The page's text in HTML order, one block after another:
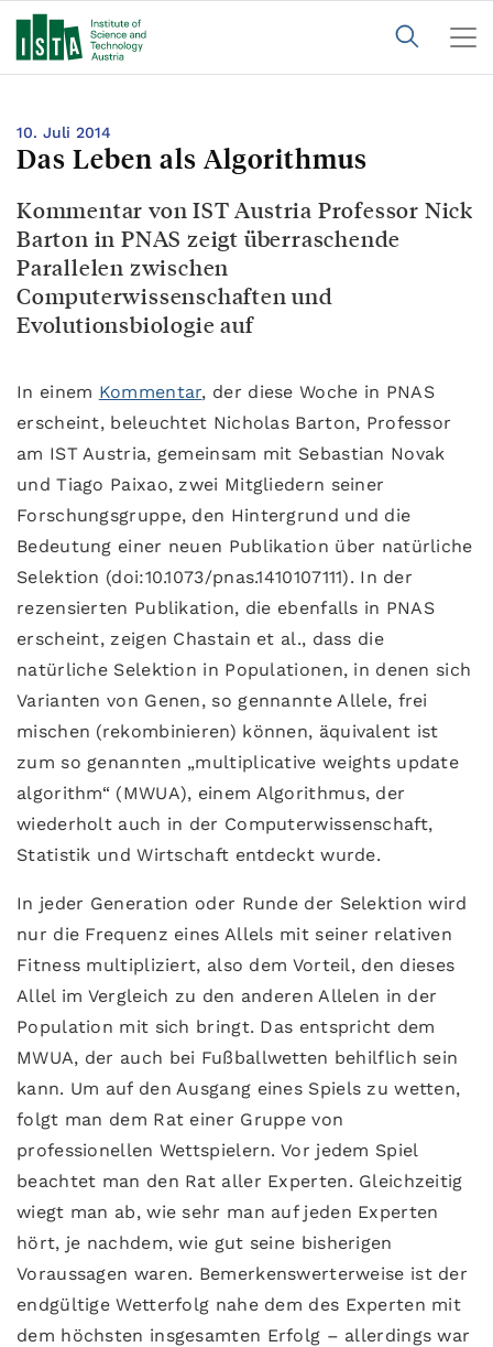
10. Juli 2014
Das Leben als Algorithmus
Kommentar von IST Austria Professor Nick
Barton in PNAS zeigt überraschende
Parallelen zwischen
Computerwissenschaften und
Evolutionsbiologie auf
In einem Kommentar, der diese Woche in PNAS
erscheint, beleuchtet Nicholas Barton, Professor
am IST Austria, gemeinsam mit Sebastian Novak
und Tiago Paixao, zwei Mitgliedern seiner
Forschungsgruppe, den Hintergrund und die
Bedeutung einer neuen Publikation über natürliche
Selektion (doi:10.1073/pnas.1410107111). In der
rezensierten Publikation, die ebenfalls in PNAS
erscheint, zeigen Chastain et al., dass die
natürliche Selektion in Populationen, in denen sich
Varianten von Genen, so gennannte Allele, frei
mischen (rekombinieren) können, äquivalent ist
zum so genannten „multiplicative weights update
algorithm“ (MWUA), einem Algorithmus, der
wiederholt auch in der Computerwissenschaft,
Statistik und Wirtschaft entdeckt wurde.
In jeder Generation oder Runde der Selektion wird
nur die Frequenz eines Allels mit seiner relativen
Fitness multipliziert, also dem Vorteil, den dieses
Allel im Vergleich zu den anderen Allelen in der
Population mit sich bringt. Das entspricht dem
MWUA, der auch bei Fußballwetten behilflich sein
kann. Um auf den Ausgang eines Spiels zu wetten,
folgt man dem Rat einer Gruppe von
professionellen Wettspielern. Vor jedem Spiel
beachtet man den Rat aller Experten. Gleichzeitig
wiegt man ab, wie sehr man auf jeden Experten
hört, je nachdem, wie gut seine bisherigen
Voraussagen waren. Bemerkenswerterweise ist der
endgültige Wetterfolg nahe dem des Experten mit
dem höchsten insgesamten Erfolg – allerdings war